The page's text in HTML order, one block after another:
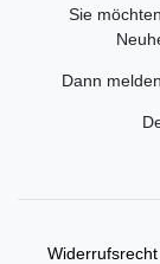
Sie
Dann
Widerrufs­recht